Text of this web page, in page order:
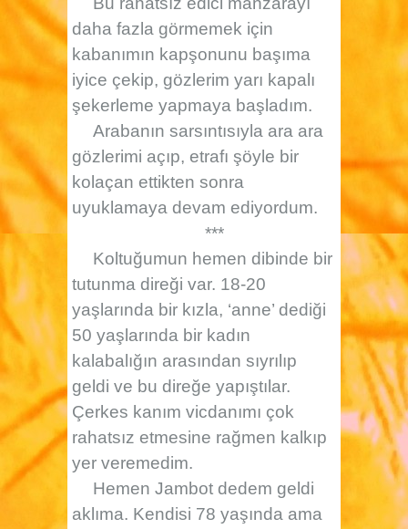
daha fazla görmemek için
kabanımın kapşonunu başıma
iyice çekip, gözlerim yarı kapalı
şekerleme yapmaya başladım.
Arabanın sarsıntısıyla ara ara
gözlerimi açıp, etrafı şöyle bir
kolaçan ettikten sonra
uyuklamaya devam ediyordum.
***
Koltuğumun hemen dibinde bir
tutunma direği var. 18-20
yaşlarında bir kızla, ‘anne’ dediği
50 yaşlarında bir kadın
kalabalığın arasından sıyrılıp
geldi ve bu direğe yapıştılar.
Çerkes kanım vicdanımı çok
rahatsız etmesine rağmen kalkıp
yer veremedim.
Hemen Jambot dedem geldi
aklıma. Kendisi 78 yaşında ama